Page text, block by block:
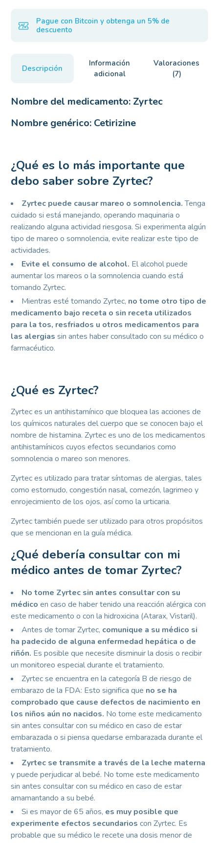
Pague con Bitcoin y obtenga un 5% de
descuento
Descripción
Información
adicional
Valoraciones
(7)
Nombre del medicamento: Zyrtec
Nombre genérico: Cetirizine
¿Qué es lo más importante que
debo saber sobre Zyrtec?
Zyrtec puede causar mareo o somnolencia.Tenga
cuidado si está manejando, operando maquinaria o
realizando alguna actividad riesgosa. Si experimenta algún
tipo de mareo o somnolencia, evite realizar este tipo de
actividades.
Evite el consumo de alcohol. El alcohol puede
aumentar los mareos o la somnolencia cuando está
tomando Zyrtec.
Mientras esté tomando Zyrtec, no tome otro tipo de
medicamento bajo receta o sin receta utilizados
para la tos, resfriados u otros medicamentos para
las alergias sin antes haber consultado con su médico o
farmacéutico.
¿Qué es Zyrtec?
Zyrtec es un antihistamínico que bloquea las acciones de
los químicos naturales del cuerpo que se conocen bajo el
nombre de histamina. Zyrtec es uno de los medicamentos
antihistamínicos cuyos efectos secundarios como
somnolencia o mareo son menores.
Zyrtec es utilizado para tratar síntomas de alergias, tales
como estornudo, congestión nasal, comezón, lagrimeo y
enrojecimiento de los ojos, así como la urticaria.
Zyrtec también puede ser utilizado para otros propósitos
que se mencionan en la guía médica.
¿Qué debería consultar con mi
médico antes de tomar Zyrtec?
No tome Zyrtec sin antes consultar con su
médico en caso de haber tenido una reacción alérgica con
este medicamento o con la hidroxicina (Atarax, Vistaril).
Antes de tomar Zyrtec, comunique a su médico si
ha padecido de alguna enfermedad hepática o de
riñón. Es posible que necesite disminuir la dosis o recibir
un monitoreo especial durante el tratamiento.
Zyrtec se encuentra en la categoría B de riesgo de
embarazo de la FDA: Esto significa que no se ha
comprobado que cause defectos de nacimiento en
los niños aún no nacidos. No tome este medicamento
sin antes consultar con su médico en caso de estar
embarazada o si piensa quedarse embarazada durante el
tratamiento.
Zyrtec se transmite a través de la leche materna
y puede perjudicar al bebé. No tome este medicamento
sin antes consultar con su médico en caso de estar
amamantando a su bebé.
Si es mayor de 65 años, es muy posible que
experimente efectos secundarios con Zyrtec. Es
probable que su médico le recete una dosis menor de